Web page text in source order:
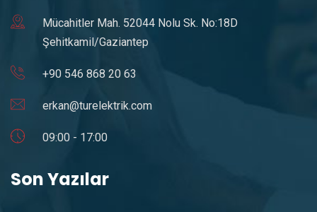
Mücahitler Mah. 52044 Nolu Sk. No:18D
Şehitkamil/Gaziantep
+90 546 868 20 63
erkan@turelektrik.com
09:00 - 17:00
Son Yazılar